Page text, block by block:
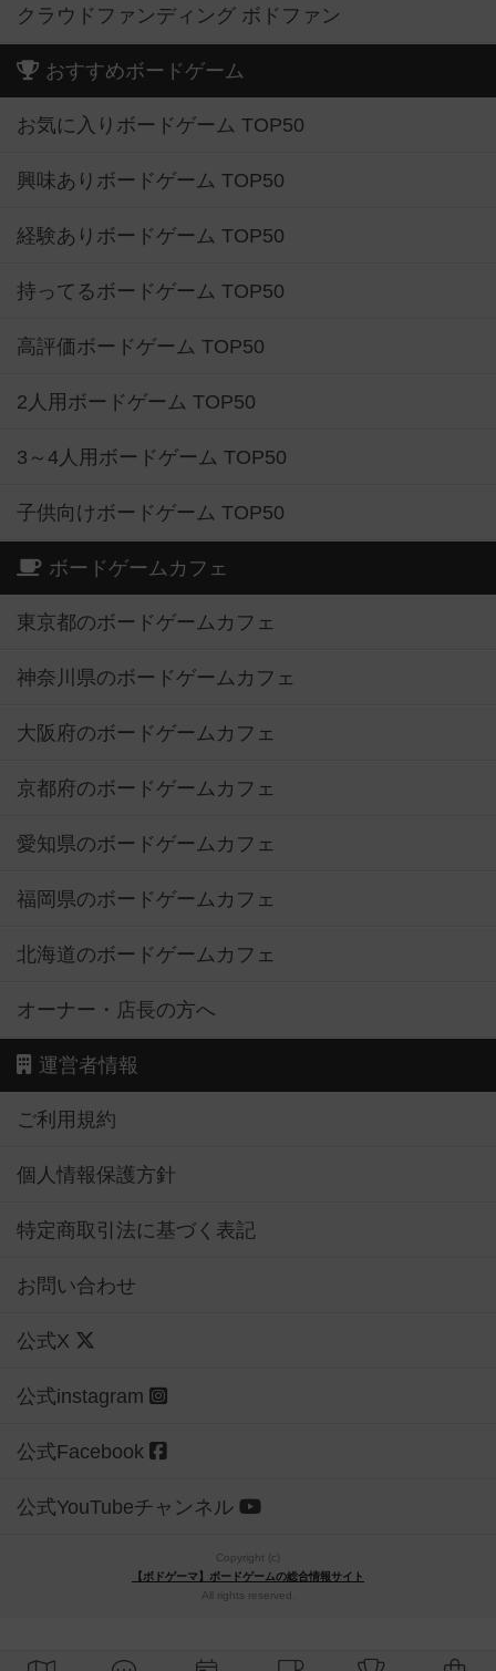
クラウドファンディング ボドファン
おすすめボードゲーム
お気に入りボードゲーム TOP50
興味ありボードゲーム TOP50
経験ありボードゲーム TOP50
持ってるボードゲーム TOP50
高評価ボードゲーム TOP50
2人用ボードゲーム TOP50
3～4人用ボードゲーム TOP50
子供向けボードゲーム TOP50
ボードゲームカフェ
東京都のボードゲームカフェ
神奈川県のボードゲームカフェ
大阪府のボードゲームカフェ
京都府のボードゲームカフェ
愛知県のボードゲームカフェ
福岡県のボードゲームカフェ
北海道のボードゲームカフェ
オーナー・店長の方へ
運営者情報
ご利用規約
個人情報保護方針
特定商取引法に基づく表記
お問い合わせ
公式X
公式instagram
公式Facebook
公式YouTubeチャンネル
Copyright (c)
【ボドゲーマ】ボードゲームの総合情報サイト
All rights reserved.